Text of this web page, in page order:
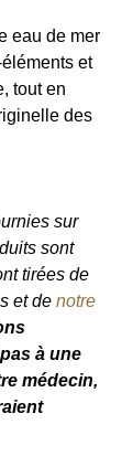
eau de mer
et
tout en
des
sur
sont
tirées de
et de notre
à une
médecin,